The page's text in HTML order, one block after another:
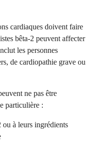
cardiaques doivent faire
bêta-2 peuvent affecter
les personnes
de cardiopathie grave ou
ne pas être
particulière :
à leurs ingrédients